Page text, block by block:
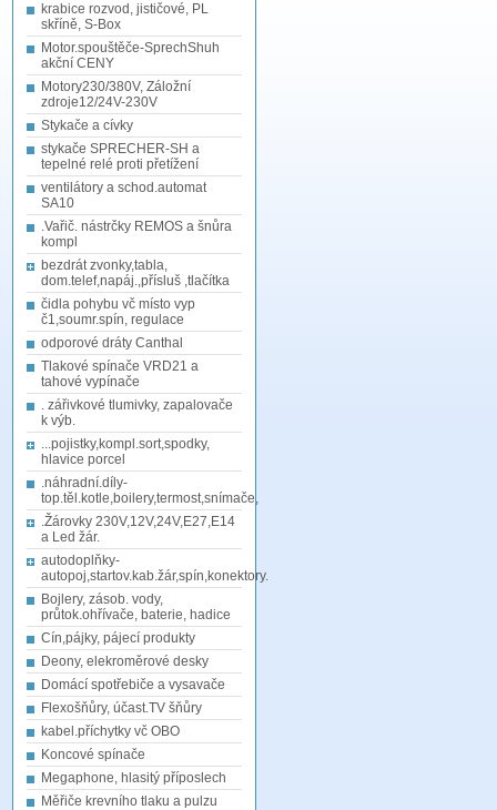
krabice rozvod, jističové, PL
skříně, S-Box
Motor.spouštěče-SprechShuh
akční CENY
Motory230/380V, Záložní
zdroje12/24V-230V
Stykače a cívky
stykače SPRECHER-SH a
tepelné relé proti přetížení
ventilátory a schod.automat
SA10
.Vařič. nástrčky REMOS a šnůra
kompl
bezdrát zvonky,tabla,
dom.telef,napáj.,přísluš ,tlačítka
čidla pohybu vč místo vyp
č1,soumr.spín, regulace
odporové dráty Canthal
Tlakové spínače VRD21 a
tahové vypínače
. zářivkové tlumivky, zapalovače
k výb.
...pojistky,kompl.sort,spodky,
hlavice porcel
.náhradní.díly-
top.těl.kotle,boilery,termost,snímače,
.Žárovky 230V,12V,24V,E27,E14
a Led žár.
autodoplňky-
autopoj,startov.kab.žár,spín,konektory.
Bojlery, zásob. vody,
průtok.ohřívače, baterie, hadice
Cín,pájky, pájecí produkty
Deony, elekroměrové desky
Domácí spotřebiče a vysavače
Flexošňůry, účast.TV šňůry
kabel.příchytky vč OBO
Koncové spínače
Megaphone, hlasitý příposlech
Měřiče krevního tlaku a pulzu